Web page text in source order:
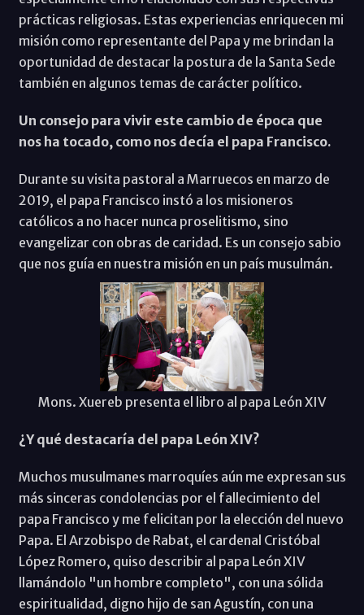
prácticas religiosas. Estas experiencias enriquecen mi
misión como representante del Papa y me brindan la
oportunidad de destacar la postura de la Santa Sede
también en algunos temas de carácter político.
Un consejo para vivir este cambio de época que
nos ha tocado, como nos decía el papa Francisco.
Durante su visita pastoral a Marruecos en marzo de
2019, el papa Francisco instó a los misioneros
católicos a no hacer nunca proselitismo, sino
evangelizar con obras de caridad. Es un consejo sabio
que nos guía en nuestra misión en un país musulmán.
Mons. Xuereb presenta el libro al papa León XIV
¿Y qué destacaría del papa León XIV?
Muchos musulmanes marroquíes aún me expresan sus
más sinceras condolencias por el fallecimiento del
papa Francisco y me felicitan por la elección del nuevo
Papa. El Arzobispo de Rabat, el cardenal Cristóbal
López Romero, quiso describir al papa León XIV
llamándolo "un hombre completo", con una sólida
espiritualidad, digno hijo de san Agustín, con una